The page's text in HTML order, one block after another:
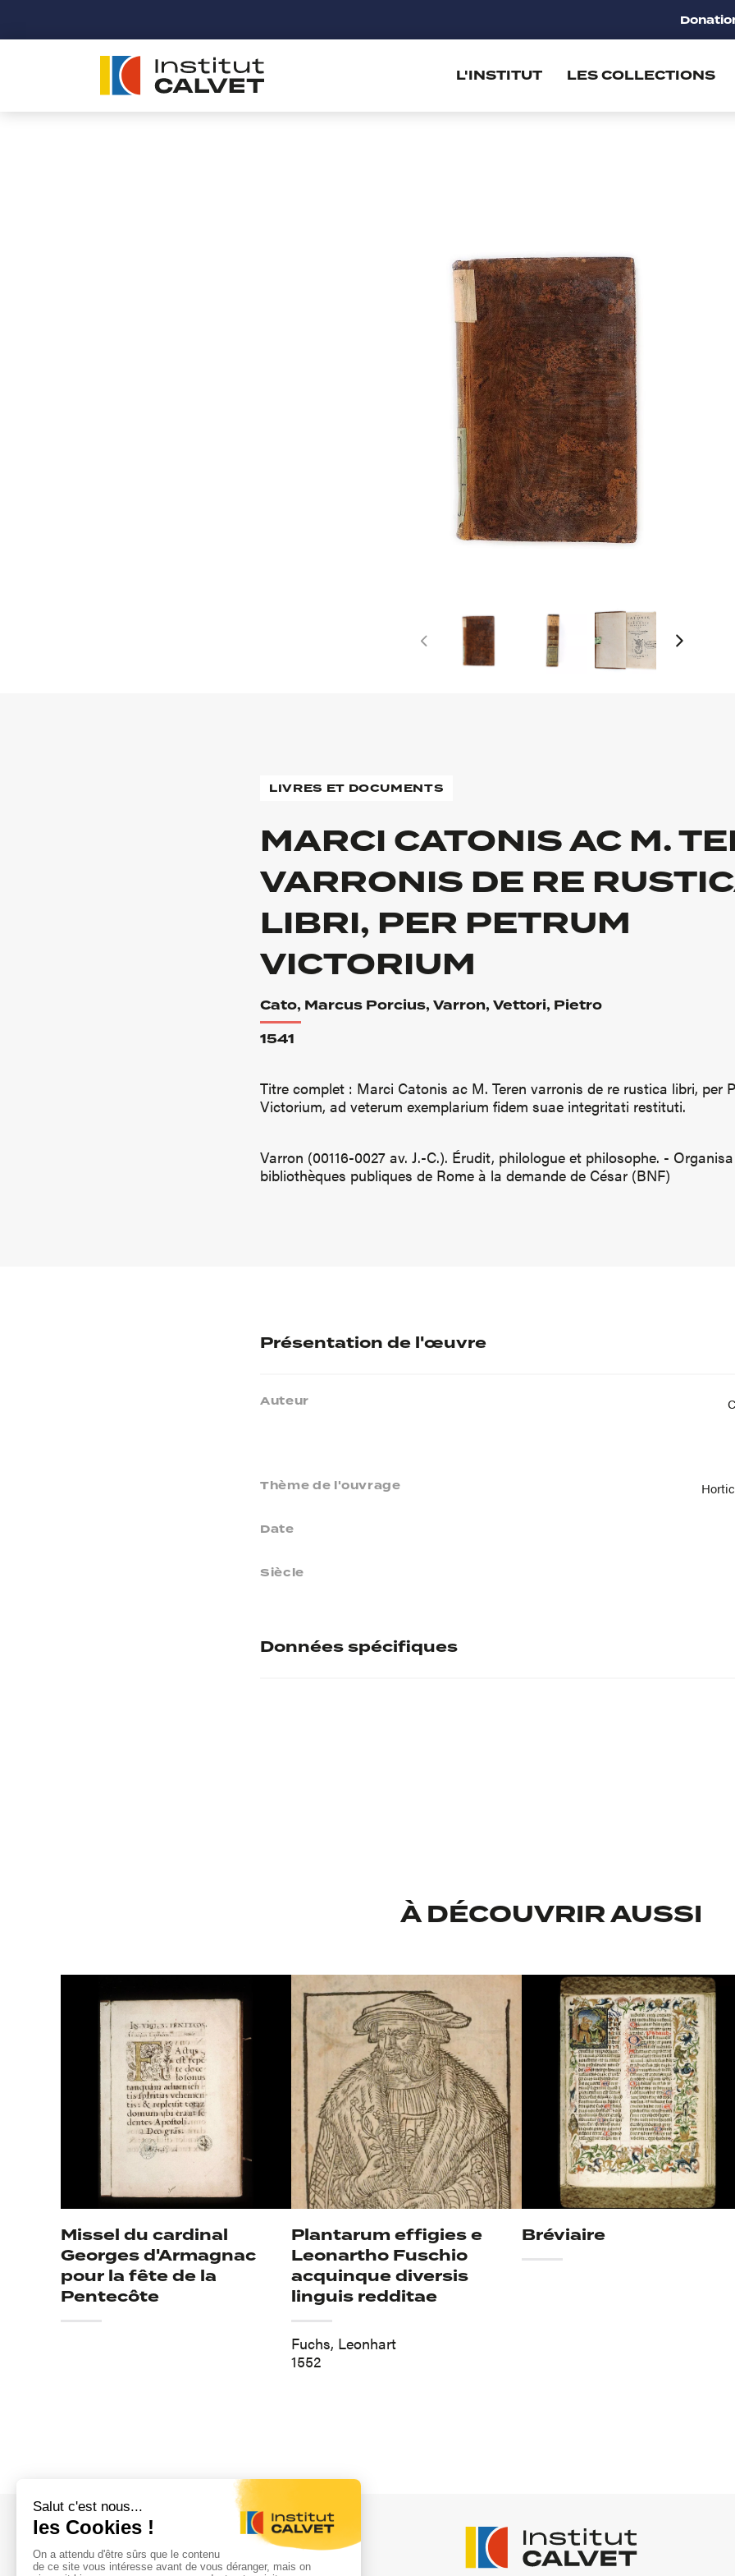
L'INSTITUT LES COLLECTIONS
LIVRES ET DOCUMENTS
MARCI CATONIS AC M.
VARRONIS DE RE
LIBRI, PER PETRUM
VICTORIUM
Cato, Marcus Porcius, Varron, Vettori, Pietro
1541
Titre complet : Marci Catonis ac M. Teren varronis de re rustica libri, per
Victorium, ad veterum exemplarium fidem suae integritati restituti.
Varron (00116-0027 av. J.-C.). Érudit, philologue et philosophe. -
bibliothèques publiques de Rome à la demande de César (BNF)
Présentation de l'œuvre
Auteur
Thème de l'ouvrage
Date
Siècle
Données spécifiques
À DÉCOUVRIR AUSSI
Missel du cardinal
Georges d'Armagnac
pour la fête de la
Pentecôte
Plantarum effigies e
Leonartho Fuschio
acquinque diversis
linguis redditae
Fuchs, Leonhart
1552
Bréviaire